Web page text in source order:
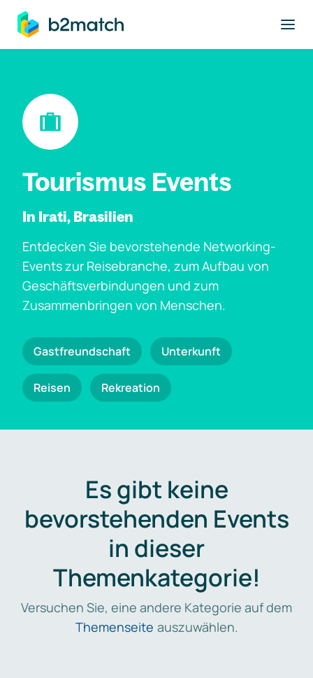
springen
Tourismus Events
In Irati, Brasilien
Entdecken Sie bevorstehende Networking-
Events zur Reisebranche, zum Aufbau von
Geschäftsverbindungen und zum
Zusammenbringen von Menschen.
Gastfreundschaft Unterkunft
Reisen Rekreation
Es gibt keine
bevorstehenden Events
in dieser
Themenkategorie!
Versuchen Sie, eine andere Kategorie auf dem
Themenseite auszuwählen.